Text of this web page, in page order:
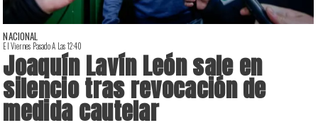
NACIONAL
El Viernes Pasado A Las 12:40
Joaquín Lavín León sale en
silencio tras revocación de
medida cautelar